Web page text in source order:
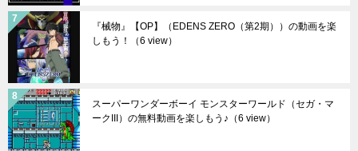
『械物』【OP】（EDENS ZERO（第2期））の動画を楽
しもう！
（6 view）
スーパーワンダーボーイ モンスターワールド（セガ・マ
ークIII）の無料動画を楽しもう♪ （6 view）